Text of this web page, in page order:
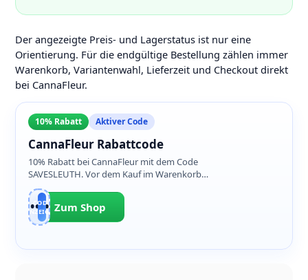
Der angezeigte Preis- und Lagerstatus ist nur eine
Orientierung. Für die endgültige Bestellung zählen immer
Warenkorb, Variantenwahl, Lieferzeit und Checkout direkt
bei CannaFleur.
10% Rabatt Aktiver Code
CannaFleur Rabattcode
10% Rabatt bei CannaFleur mit dem Code
SAVESLEUTH. Vor dem Kauf im Warenkorb
prüfen, ob der Rabatt auf das T-Shirt angewendet
wird.
SAV•••••TH
CODE
ANZEIGENZum Shop